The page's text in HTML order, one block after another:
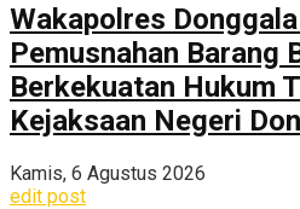
Wakapolres
Pemusnahan Barang
Berkekuatan Hukum
Kejaksaan Negeri
Kamis, 6 Agustus 2026
edit post